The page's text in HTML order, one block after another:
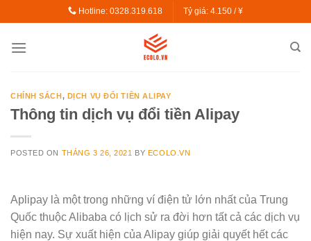
to
content
Hotline: 0328.319.618 Tỷ giá: 4.150 / ¥
CHÍNH SÁCH, DỊCH VỤ ĐỔI TIỀN ALIPAY
Thông tin dịch vụ đổi tiền Alipay
POSTED ON THÁNG 3 26, 2021 BY ECOLO.VN
Aplipay là một trong những ví điện tử lớn nhất của Trung
Quốc thuộc Alibaba có lịch sử ra đời hơn tất cả các dịch vụ
hiện nay. Sự xuất hiện của Alipay giúp giải quyết hết các